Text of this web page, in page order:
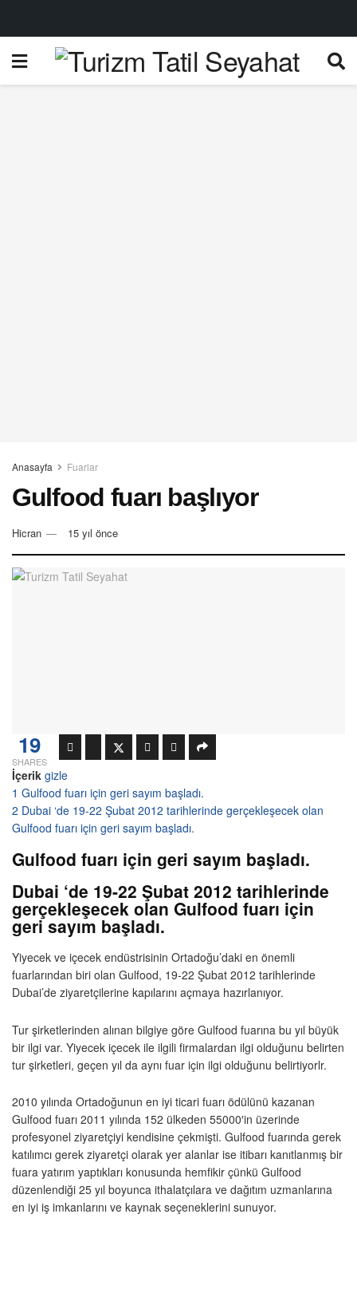
Anasayfa Fuarlar
Gulfood fuarı başlıyor
Hicran 15 yıl önce
19
SHARES
İçerik gizle
1 Gulfood fuarı için geri sayım başladı.
2 Dubai ‘de 19-22 Şubat 2012 tarihlerinde gerçekleşecek olan
Gulfood fuarı için geri sayım başladı.
Gulfood fuarı için geri sayım başladı.
Dubai ‘de 19-22 Şubat 2012 tarihlerinde
gerçekleşecek olan Gulfood fuarı için
geri sayım başladı.
Yiyecek ve içecek endüstrisinin Ortadoğu’daki en önemli
fuarlarından biri olan Gulfood, 19-22 Şubat 2012 tarihlerinde
Dubai’de ziyaretçilerine kapılarını açmaya hazırlanıyor.
Tur şirketlerinden alınan bilgiye göre Gulfood fuarına bu yıl büyük
bir ilgi var. Yiyecek içecek ile ilgili firmalardan ilgi olduğunu belirten
tur şirketleri, geçen yıl da aynı fuar için ilgi olduğunu belirtiyorlr.
2010 yılında Ortadoğunun en iyi ticari fuarı ödülünü kazanan
Gulfood fuarı 2011 yılında 152 ülkeden 55000′in üzerinde
profesyonel ziyaretçiyi kendisine çekmişti. Gulfood fuarında gerek
katılımcı gerek ziyaretçi olarak yer alanlar ise itibarı kanıtlanmış bir
fuara yatırım yaptıkları konusunda hemfikir çünkü Gulfood
düzenlendiği 25 yıl boyunca ithalatçılara ve dağıtım uzmanlarına
en iyi iş imkanlarını ve kaynak seçeneklerini sunuyor.